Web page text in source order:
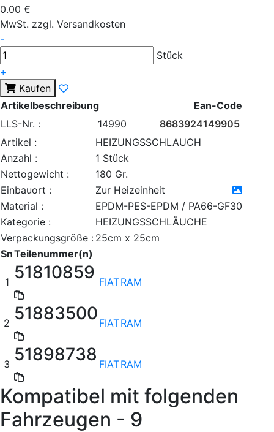
0.00 €
MwSt. zzgl. Versandkosten
-
Stück
+
Kaufen
Artikelbeschreibung
Ean-Code
LLS-Nr. :
14990
8683924149905
Artikel :
HEIZUNGSSCHLAUCH
Anzahl :
1 Stück
Nettogewicht :
180 Gr.
Einbauort :
Zur Heizeinheit
Material :
EPDM-PES-EPDM / PA66-GF30
Kategorie :
HEIZUNGSSCHLÄUCHE
Verpackungsgröße : 25cm x 25cm
SnTeilenummer(n)
1 51810859 FIATRAM
2 51883500 FIATRAM
3 51898738 FIATRAM
Kompatibel mit folgenden
Fahrzeugen - 9